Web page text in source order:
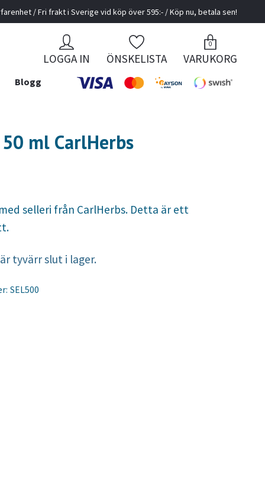
/ Fri frakt i Sverige vid köp över 595:- / Köp nu, betala sen!
LOGGA IN ÖNSKELISTA
0
VARUKORG
Blogg
ml CarlHerbs
selleri från CarlHerbs. Detta är ett
tyvärr slut i lager.
SEL500